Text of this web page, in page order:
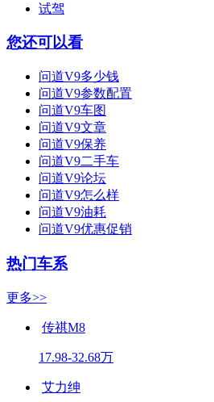
试驾
您还可以看
问道V9多少钱
问道V9参数配置
问道V9车图
问道V9文章
问道V9保养
问道V9二手车
问道V9论坛
问道V9怎么样
问道V9油耗
问道V9优惠促销
热门车系
更多>>
传祺M8
17.98-32.68万
艾力绅